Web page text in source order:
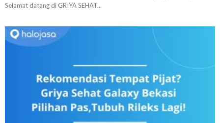
Selamat datang di GRIYA SEHAT...